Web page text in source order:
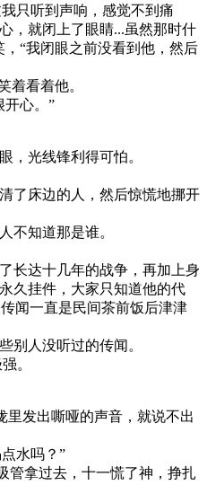
只听到声响，感觉不到痛
，就闭上了眼睛...虽然那时什
“我闭眼之前没看到他，然后
着看着他。
开心。”
，光线锋利得可怕。
了床边的人，然后惊慌地挪开
不知道那是谁。
长达十几年的战争，再加上身
久挂件，大家只知道他的代
闻一直是民间茶前饭后津津
别人没听过的传闻。
。
里发出嘶哑的声音，就说不出
水吗？”
管拿过去，十一慌了神，挣扎